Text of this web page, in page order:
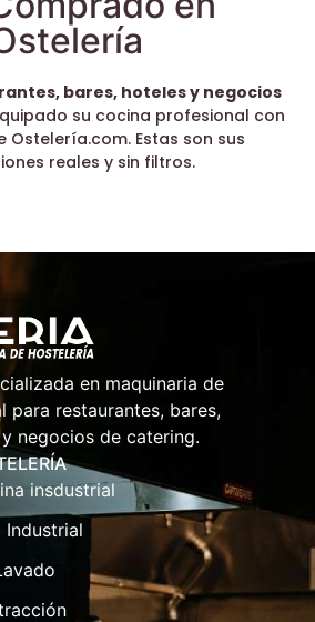
bares, hoteles y negocios
su cocina profesional con
Ostelería.com. Estas son sus
reales y sin filtros.
en maquinaria de
para restaurantes, bares,
negocios de catering.
insdustrial
Industrial